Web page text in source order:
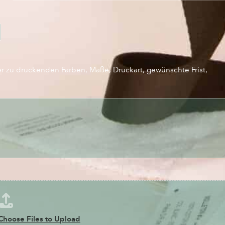
druckenden Farben, Maße, Druckart, gewünschte Frist,
Files to Upload